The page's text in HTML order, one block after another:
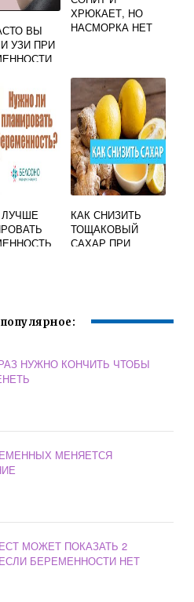
ВЫ
УЗИ ПРИ
ХРЮКАЕТ, НО
НАСМОРКА НЕТ
ЛУЧШЕ
КАК СНИЗИТЬ
ТОЩАКОВЫЙ
САХАР ПРИ
НУЖНО КОНЧИТЬ ЧТОБЫ
МЕНЯЕТСЯ
МОЖЕТ ПОКАЗАТЬ 2
БЕРЕМЕННОСТИ НЕТ